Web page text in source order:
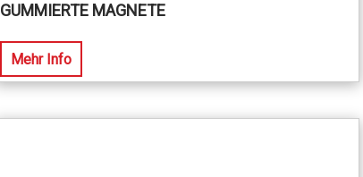
GUMMIERTE MAGNETE
Mehr Info